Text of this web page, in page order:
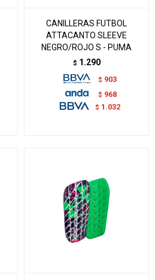
CANILLERAS FUTBOL
ATTACANTO SLEEVE
NEGRO/ROJO S - PUMA
$ 1.290
$ 903
$ 968
$ 1.032